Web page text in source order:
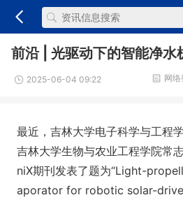
前沿 | 光驱动下的智能净水
2025-06-04 09:22 网络
最近，吉林大学电子科学与工程
吉林大学生物与农业工程学院常
niX期刊发表了题为“Light-
aporator for robotic solar-